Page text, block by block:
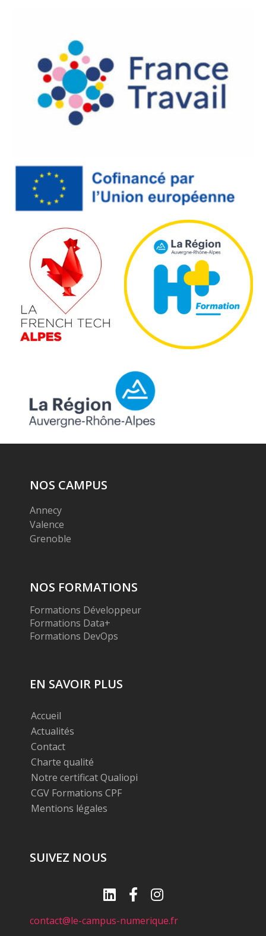
NOS CAMPUS
Annecy
Valence
Grenoble
NOS FORMATIONS
Formations Développeur
Formations Data+
Formations DevOps
EN SAVOIR PLUS
Accueil
Actualités
Contact
Charte qualité
Notre certificat Qualiopi
CGV Formations CPF
Mentions légales
SUIVEZ NOUS
contact@le-campus-numerique.fr